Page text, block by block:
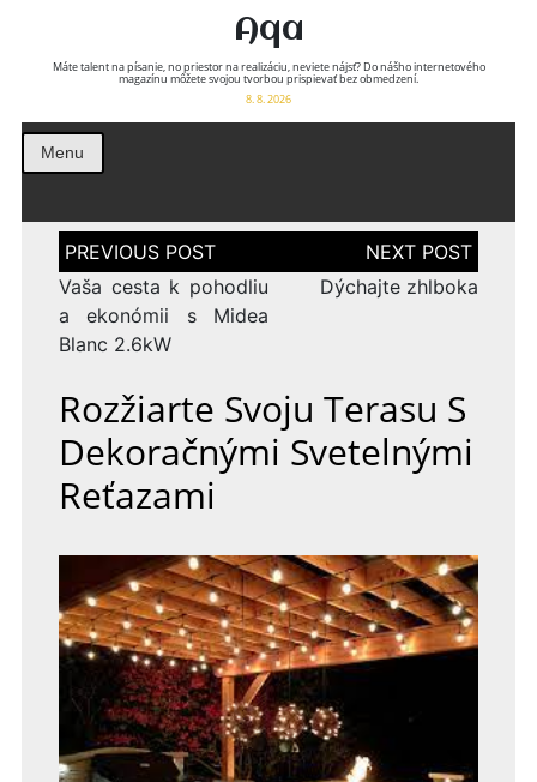
Aqa
Máte talent na písanie, no priestor na realizáciu, neviete nájsť? Do nášho internetového
magazínu môžete svojou tvorbou prispievať bez obmedzení.
8. 8. 2026
Menu
Navigace
pro
příspěvek
Vaša cesta k pohodliu
a ekonómii s Midea
Blanc 2.6kW
Dýchajte zhlboka
Rozžiarte Svoju Terasu S
Dekoračnými Svetelnými
Reťazami